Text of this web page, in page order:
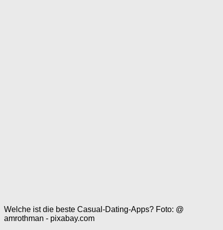
Welche ist die beste Casual-Dating-Apps? Foto: @
amrothman - pixabay.com